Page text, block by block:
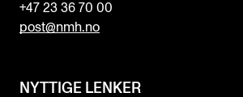
+47 23 36 70 00
post@nmh.no
NYTTIGE LENKER